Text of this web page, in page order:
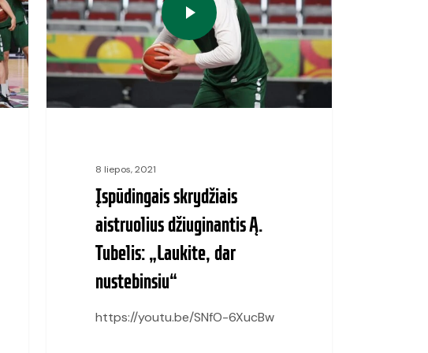
8 liepos, 2021
Įspūdingais skrydžiais
aistruolius džiuginantis Ą.
Tubelis: „Laukite, dar
nustebinsiu“
https://youtu.be/SNfO-6XucBw